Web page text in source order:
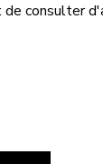
consulter